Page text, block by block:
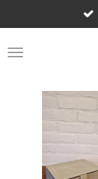
direct
naar